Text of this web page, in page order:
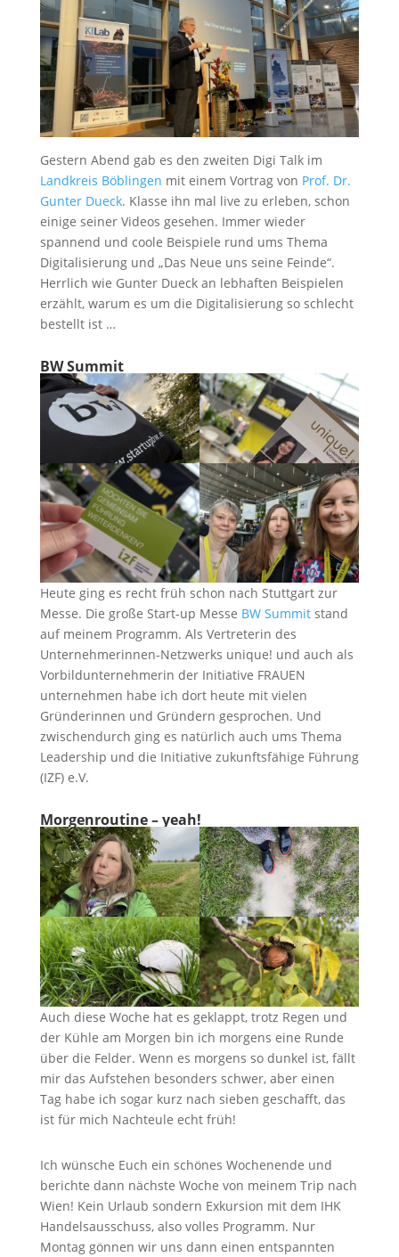
Gestern Abend gab es den zweiten Digi Talk im
Landkreis Böblingen mit einem Vortrag von Prof. Dr.
Gunter Dueck. Klasse ihn mal live zu erleben, schon
einige seiner Videos gesehen. Immer wieder
spannend und coole Beispiele rund ums Thema
Digitalisierung und „Das Neue uns seine Feinde“.
Herrlich wie Gunter Dueck an lebhaften Beispielen
erzählt, warum es um die Digitalisierung so schlecht
bestellt ist …
BW Summit
Heute ging es recht früh schon nach Stuttgart zur
Messe. Die große Start-up Messe BW Summitstand
auf meinem Programm. Als Vertreterin des
Unternehmerinnen-Netzwerks unique! und auch als
Vorbildunternehmerin der Initiative FRAUEN
unternehmen habe ich dort heute mit vielen
Gründerinnen und Gründern gesprochen. Und
zwischendurch ging es natürlich auch ums Thema
Leadership und die Initiative zukunftsfähige Führung
(IZF) e.V.
Morgenroutine – yeah!
Auch diese Woche hat es geklappt, trotz Regen und
der Kühle am Morgen bin ich morgens eine Runde
über die Felder. Wenn es morgens so dunkel ist, fällt
mir das Aufstehen besonders schwer, aber einen
Tag habe ich sogar kurz nach sieben geschafft, das
ist für mich Nachteule echt früh!
Ich wünsche Euch ein schönes Wochenende und
berichte dann nächste Woche von meinem Trip nach
Wien! Kein Urlaub sondern Exkursion mit dem IHK
Handelsausschuss, also volles Programm. Nur
Montag gönnen wir uns dann einen entspannten